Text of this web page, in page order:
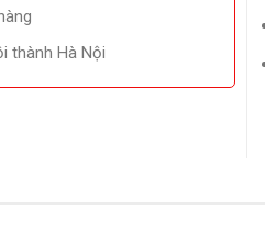
thành Hà Nội